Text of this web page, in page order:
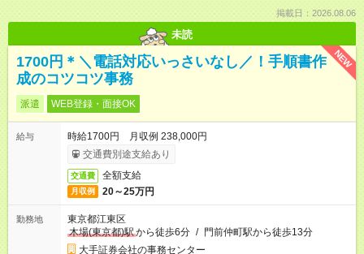
掲載日：2026.08.06
未読
NEW
1700円＊＼電話対応いっさいなし／！手順書作
成のコツコツ事務
派遣 WEB登録・面接OK
給与
時給1700円 月収例 238,000円
交通費別途支給あり
交通費 全額支給
月収例 20～25万円
勤務地
東京都江東区
木場(東京都)駅から徒歩6分 / 門前仲町駅から徒歩13分
大手証券会社の事務センター